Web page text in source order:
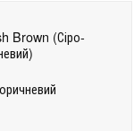
Brown (Сіро-